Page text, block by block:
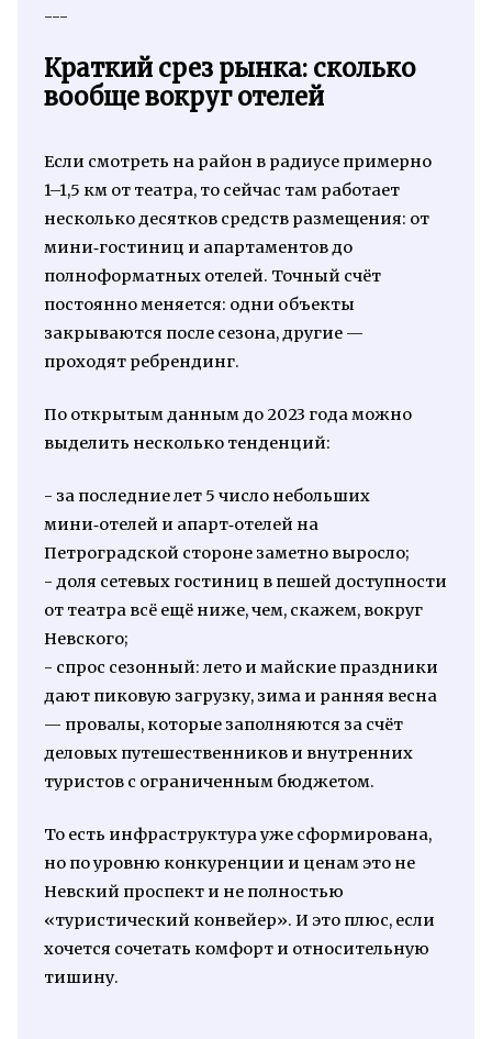
---
Краткий срез рынка: сколько
вообще вокруг отелей
Если смотреть на район в радиусе примерно
1–1,5 км от театра, то сейчас там работает
несколько десятков средств размещения: от
мини‑гостиниц и апартаментов до
полноформатных отелей. Точный счёт
постоянно меняется: одни объекты
закрываются после сезона, другие —
проходят ребрендинг.
По открытым данным до 2023 года можно
выделить несколько тенденций:
- за последние лет 5 число небольших
мини‑отелей и апарт‑отелей на
Петроградской стороне заметно выросло;
- доля сетевых гостиниц в пешей доступности
от театра всё ещё ниже, чем, скажем, вокруг
Невского;
- спрос сезонный: лето и майские праздники
дают пиковую загрузку, зима и ранняя весна
— провалы, которые заполняются за счёт
деловых путешественников и внутренних
туристов с ограниченным бюджетом.
То есть инфраструктура уже сформирована,
но по уровню конкуренции и ценам это не
Невский проспект и не полностью
«туристический конвейер». И это плюс, если
хочется сочетать комфорт и относительную
тишину.